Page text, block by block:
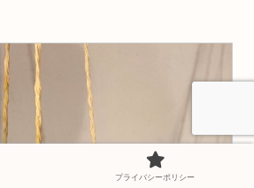
プライバシーポリシー